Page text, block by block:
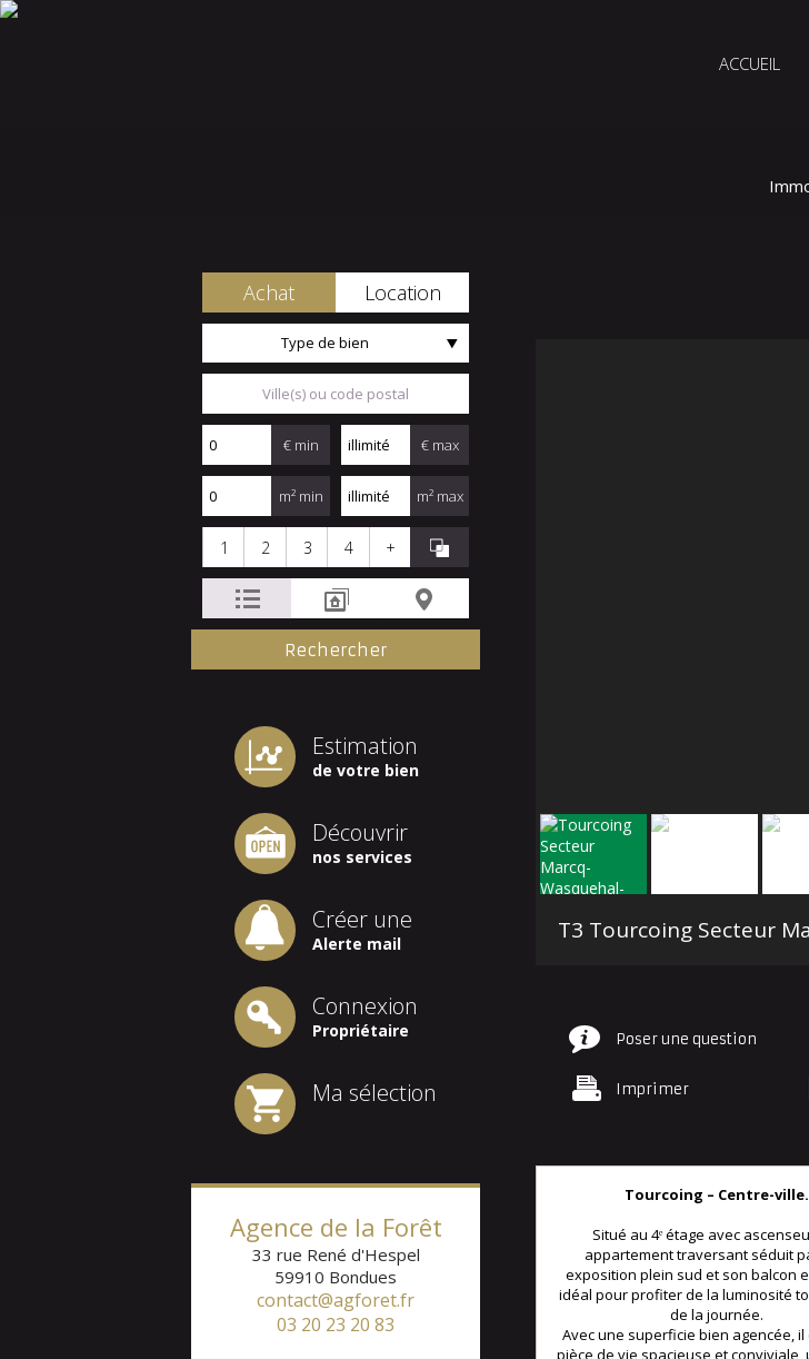
ACCUEIL
Achat Location
Type de bien
€ min € max
m² min m² max
1 2 3 4 +
Estimation
de votre bien
Découvrir
nos services
Créer une
Alerte mail
Connexion
Propriétaire
Ma sélection
Agence de la Forêt
33 rue René d'Hespel
59910 Bondues
contact@agforet.fr
03 20 23 20 83
Poser une question
Imprimer
Tourcoing – Centre-ville.
Situé au 4ᵉ étage avec
appartement traversant séduit
exposition plein sud et son balcon
idéal pour profiter de la luminosité
de la journée.
Avec une superficie bien agencée,
pièce de vie spacieuse et conviviale,